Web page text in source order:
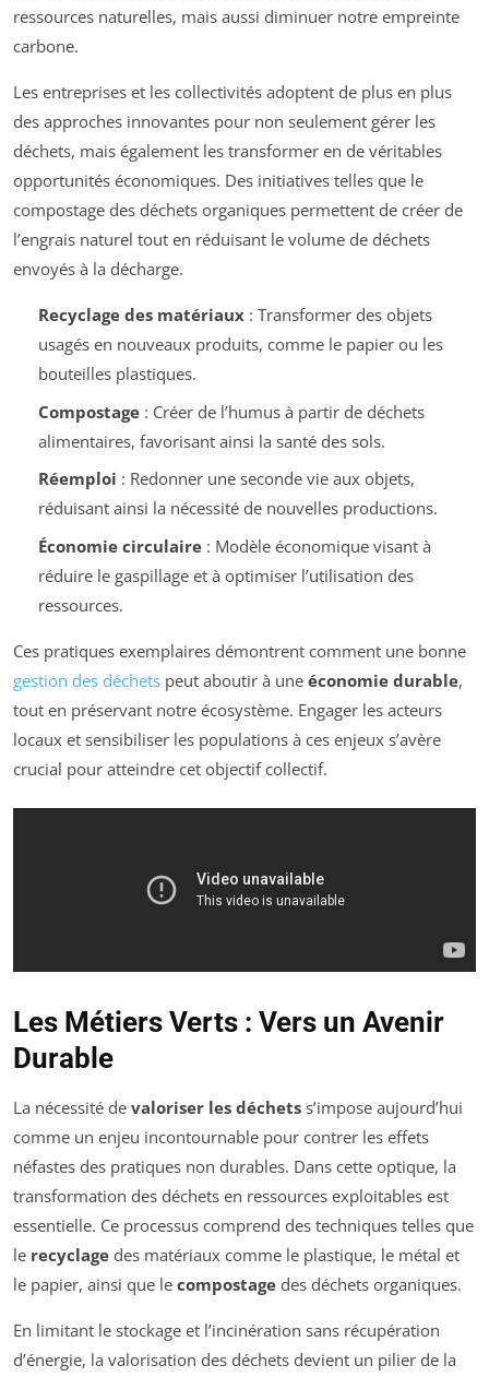
ressources naturelles, mais aussi diminuer notre empreinte
carbone.
Les entreprises et les collectivités adoptent de plus en plus
des approches innovantes pour non seulement gérer les
déchets, mais également les transformer en de véritables
opportunités économiques. Des initiatives telles que le
compostage des déchets organiques permettent de créer de
l’engrais naturel tout en réduisant le volume de déchets
envoyés à la décharge.
Recyclage des matériaux: Transformer des objets
usagés en nouveaux produits, comme le papier ou les
bouteilles plastiques.
Compostage: Créer de l’humus à partir de déchets
alimentaires, favorisant ainsi la santé des sols.
Réemploi : Redonner une seconde vie aux objets,
réduisant ainsi la nécessité de nouvelles productions.
Économie circulaire: Modèle économique visant à
réduire le gaspillage et à optimiser l’utilisation des
ressources.
Ces pratiques exemplaires démontrent comment une bonne
gestion des déchets peut aboutir à une économie durable,
tout en préservant notre écosystème. Engager les acteurs
locaux et sensibiliser les populations à ces enjeux s’avère
crucial pour atteindre cet objectif collectif.
Les Métiers Verts : Vers un Avenir
Durable
La nécessité de valoriser les déchets s’impose aujourd’hui
comme un enjeu incontournable pour contrer les effets
néfastes des pratiques non durables. Dans cette optique, la
transformation des déchets en ressources exploitables est
essentielle. Ce processus comprend des techniques telles que
le recyclage des matériaux comme le plastique, le métal et
le papier, ainsi que le compostage des déchets organiques.
En limitant le stockage et l’incinération sans récupération
d’énergie, la valorisation des déchets devient un pilier de la